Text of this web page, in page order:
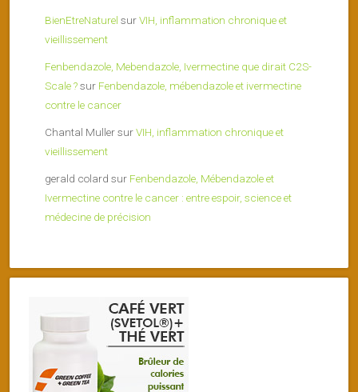
BienEtreNaturel surVIH, inflammation chronique et
vieillissement
Fenbendazole, Mebendazole, Ivermectine que dirait C2S-
Scale ?sur Fenbendazole, mébendazole et ivermectine
contre le cancer
Chantal MullersurVIH, inflammation chronique et
vieillissement
gerald colard sur Fenbendazole, Mébendazole et
Ivermectine contre le cancer : entre espoir, science et
médecine de précision